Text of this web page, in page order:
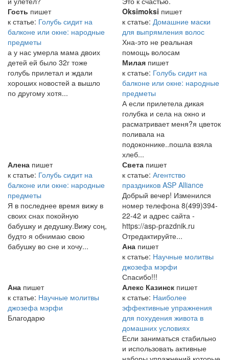
Гость пишет
к статье: Голубь сидит на
балконе или окне: народные
предметы
а у нас умерла мама двоих
детей ей было 32г тоже
голубь прилетал и ждали
хороших новостей а вышло
по другому хотя...
Oksimoksi пишет
к статье: Домашние маски
для выпрямления волос
Хна-это не реальная
помощь волосам
Милая пишет
к статье: Голубь сидит на
балконе или окне: народные
предметы
А если прилетела дикая
голубка и села на окно и
расматривает меня?я цветок
поливала на
подоконнике..пошла взяла
хлеб...
Алена пишет
к статье: Голубь сидит на
балконе или окне: народные
предметы
Я в последнее время вижу в
своих снах покойную
бабушку и дедушку.Вижу соң,
будто я обнимаю свою
бабушку во сне и хочу...
Света пишет
к статье: Агентство
праздников ASP Alliance
Добрый вечер! Изменился
номер телефона 8(499)394-
22-42 и адрес сайта -
https://asp-prazdnik.ru
Отредактируйте...
Ана пишет
к статье: Научные молитвы
джозефа мэрфи
Спасибо!!!
Ана пишет
к статье: Научные молитвы
джозефа мэрфи
Благодарю
Алекс Казинск пишет
к статье: Наиболее
эффективные упражнения
для похудения живота в
домашних условиях
Если заниматься стабильно
и использовать активные